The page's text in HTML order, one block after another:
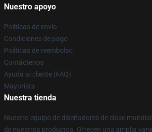
Nuestro apoyo
Políticas de envío
Condiciones de pago
Políticas de reembolso
Contáctenos
Ayuda al cliente (FAQ)
Mayorista
Nuestra tienda
Nuestro equipo de diseñadores de clase
de nuestros productos. Ofrecen una amplia